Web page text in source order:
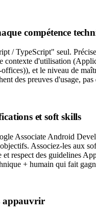
compétence
/ TypeScript" seul.
contexte d'utilisation
offices)), et le niveau de
des preuves d'usage, pas
et soft skills
Associate Android
Associez-les aux
respect des guidelines
+ humain qui fait
appauvrir